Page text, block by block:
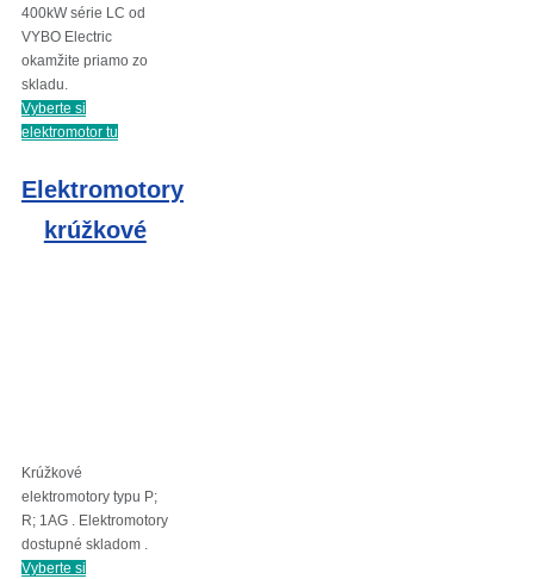
400kW série LC od
VYBO Electric
okamžite priamo zo
skladu.
Vyberte si
elektromotor tu
Elektromotory
krúžkové
Krúžkové
elektromotory typu P;
R; 1AG . Elektromotory
dostupné skladom .
Vyberte si